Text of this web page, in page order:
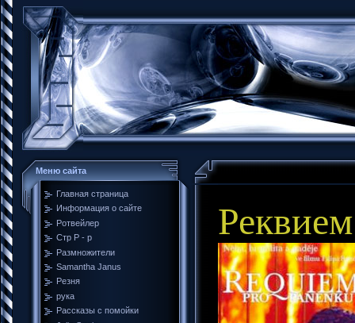
Меню сайта
Главная страница
Информация о сайте
Ротвейлер
Стр Р - р
Размножители
Samantha Janus
Резня
рука
Рассказы с помойки